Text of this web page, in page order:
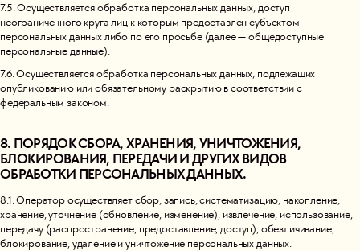
7.5. Осуществляется обработка персональных данных, доступ
неограниченного круга лиц к которым предоставлен субъектом
персональных данных либо по его просьбе (далее — общедоступные
персональные данные).
7.6. Осуществляется обработка персональных данных, подлежащих
опубликованию или обязательному раскрытию в соответствии с
федеральным законом.
8. ПОРЯДОК СБОРА, ХРАНЕНИЯ, УНИЧТОЖЕНИЯ,
БЛОКИРОВАНИЯ, ПЕРЕДАЧИ И ДРУГИХ ВИДОВ
ОБРАБОТКИ ПЕРСОНАЛЬНЫХ ДАННЫХ.
8.1. Оператор осуществляет сбор, запись, систематизацию, накопление,
хранение, уточнение (обновление, изменение), извлечение, использование,
передачу (распространение, предоставление, доступ), обезличивание,
блокирование, удаление и уничтожение персональных данных.